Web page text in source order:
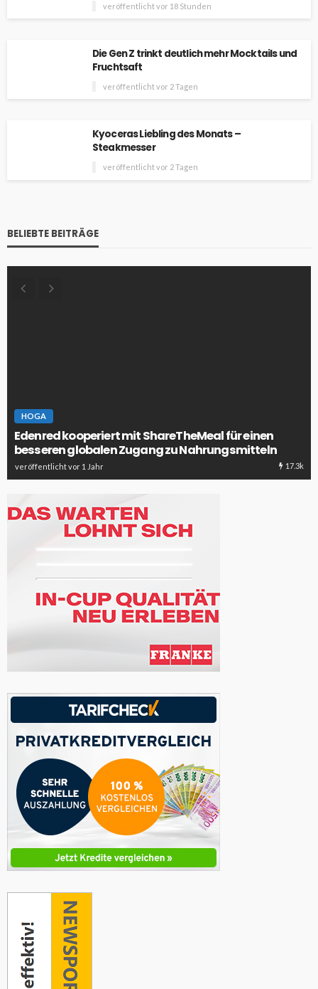
veröffentlicht vor 18 Stunden
Die Gen Z trinkt deutlich mehr Mocktails und
Fruchtsaft
veröffentlicht vor 2 Tagen
Kyoceras Liebling des Monats –
Steakmesser
veröffentlicht vor 2 Tagen
BELIEBTE BEITRÄGE
HOGA
Edenred kooperiert mit ShareTheMeal für einen
besseren globalen Zugang zu Nahrungsmitteln
veröffentlicht vor 1 Jahr 17.3k